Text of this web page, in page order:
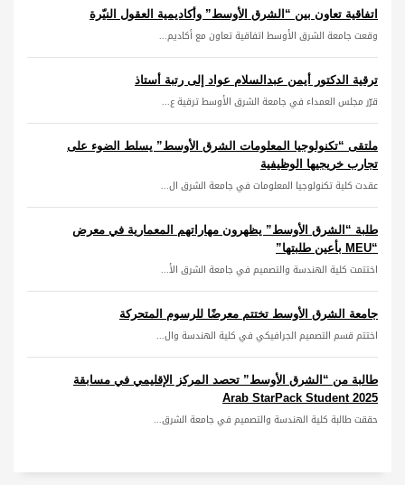
اتفاقية تعاون بين “الشرق الأوسط” وأكاديمية العقول النيّرة
وقعت جامعة الشرق الأوسط اتفاقية تعاون مع أكاديم...
ترقية الدكتور أيمن عبدالسلام عواد إلى رتبة أستاذ
قرّر مجلس العمداء في جامعة الشرق الأوسط ترقية ع...
ملتقى “تكنولوجيا المعلومات الشرق الأوسط” يسلط الضوء على
تجارب خريجيها الوظيفية
عقدت كلية تكنولوجيا المعلومات في جامعة الشرق ال...
طلبة “الشرق الأوسط” يظهرون مهاراتهم المعمارية في معرض
“MEU بأعين طلبتها”
اختتمت كلية الهندسة والتصميم في جامعة الشرق الأ...
جامعة الشرق الأوسط تختتم معرضًا للرسوم المتحركة
اختتم قسم التصميم الجرافيكي في كلية الهندسة وال...
طالبة من “الشرق الأوسط” تحصد المركز الإقليمي في مسابقة
Arab StarPack Student 2025
حققت طالبة كلية الهندسة والتصميم في جامعة الشرق...